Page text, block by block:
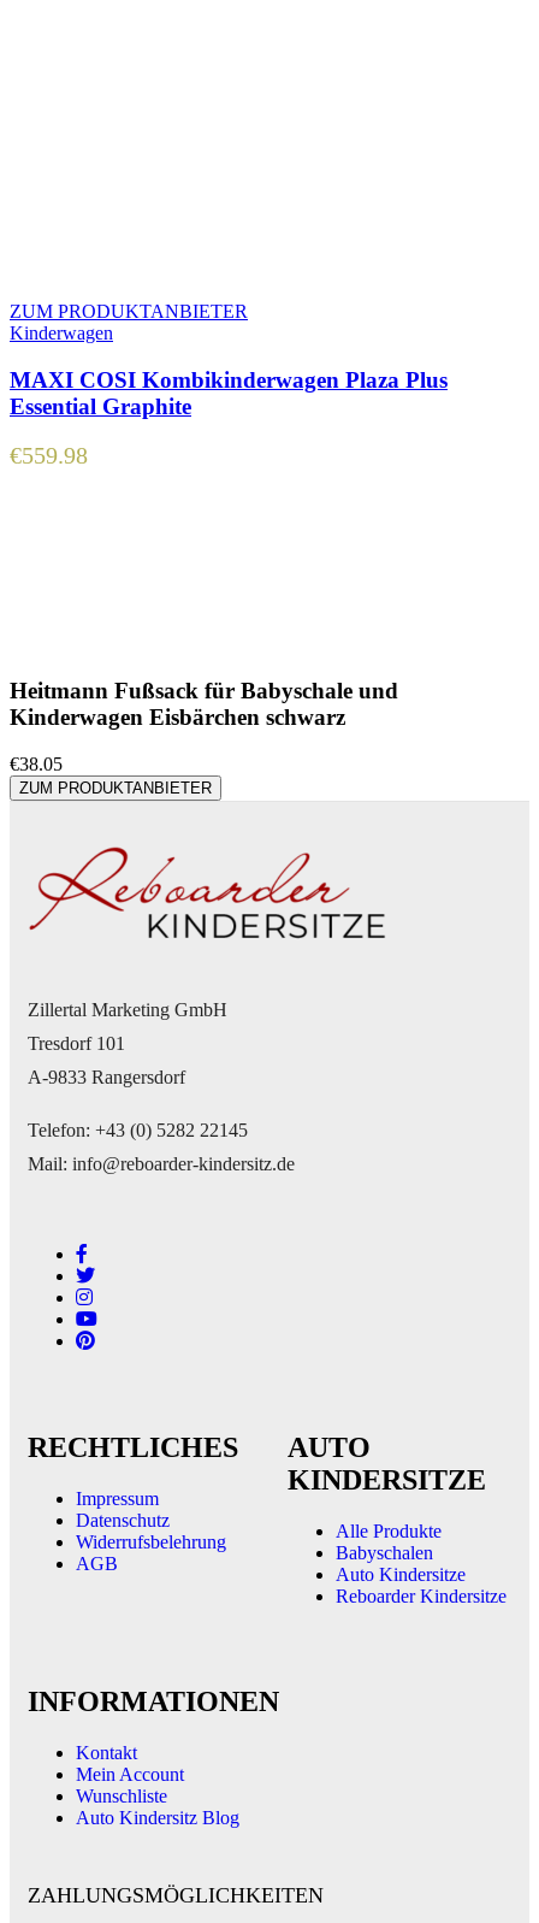
ZUM PRODUKTANBIETER
Kinderwagen
MAXI COSI Kombikinderwagen Plaza Plus
Essential Graphite
€559.98
Heitmann Fußsack für Babyschale und
Kinderwagen Eisbärchen schwarz
€38.05
ZUM PRODUKTANBIETER
Zillertal Marketing GmbH
Tresdorf 101
A-9833 Rangersdorf
Telefon: +43 (0) 5282 22145
Mail: info@reboarder-kindersitz.de
RECHTLICHES
Impressum
Datenschutz
Widerrufsbelehrung
AGB
AUTO
KINDERSITZE
Alle Produkte
Babyschalen
Auto Kindersitze
Reboarder Kindersitze
INFORMATIONEN
Kontakt
Mein Account
Wunschliste
Auto Kindersitz Blog
ZAHLUNGSMÖGLICHKEITEN